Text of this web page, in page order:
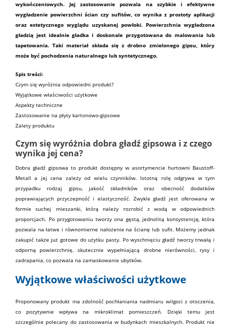
wykończeniowych. Jej zastosowanie pozwala na szybkie i efektywne
wygładzenie powierzchni ścian czy sufitów, co wynika z prostoty aplikacji
oraz estetycznego wyglądu uzyskanej powłoki. Powierzchnia wygładzona
gładzią jest idealnie gładka i doskonale przygotowana do malowania lub
tapetowania. Takimateriał składa się z drobno zmielonego gipsu, który
może być pochodzenia naturalnego lub syntetycznego.
Spis treści:
Czym się wyróżnia odpowiedni produkt?
Wyjątkowe właściwości użytkowe
Aspekty techniczne
Zastosowanie na płyty kartonowo-gipsowe
Zalety produktu
Czym się wyróżnia dobra gładź gipsowa i z czego
wynika jej cena?
Dobra gładź gipsowa to produkt dostępny w asortymencie hurtowni Baustoff-
Metall a jej cena zależy od wielu czynników. Istotną rolę odgrywa w tym
przypadku rodzaj gipsu, jakość składników oraz obecność dodatków
poprawiających przyczepność i elastyczność. Zwykle gładź jest oferowana w
formie suchej mieszanki, którą należy rozrobić z wodą w odpowiednich
proporcjach. Po przygotowaniu tworzy ona gęstą, jednolitą konsystencję, która
pozwala na łatwe i równomierne nałożenie na ścianę lub sufit. Możemy jednak
zakupić także już gotowe do użytku pasty. Po wyschnięciu gładź tworzy trwałą i
odporną powierzchnię, skutecznie wypełniającą drobne nierówności, rysy i
zadrapania, co pozwala na zamaskowanie ubytków.
Wyjątkowe właściwości użytkowe
Proponowany produkt ma zdolność pochłaniania nadmiaru wilgoci z otoczenia,
co pozytywnie wpływa na mikroklimat pomieszczeń. Dzięki temu jest
szczególnie polecany do zastosowania w budynkach mieszkalnych. Produkt nie